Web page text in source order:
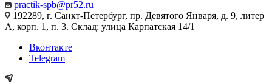
practik-spb@pr52.ru
192289, г. Санкт-Петербург, пр. Девятого Января, д. 9, литер
А, корп. 1, п. 3. Склад: улица Карпатская 14/1
Вконтакте
Telegram